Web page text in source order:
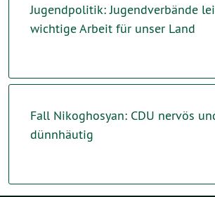
Jugendpolitik: Jugendverbände
wichtige Arbeit für unser Land
Fall Nikoghosyan: CDU nervös
dünnhäutig